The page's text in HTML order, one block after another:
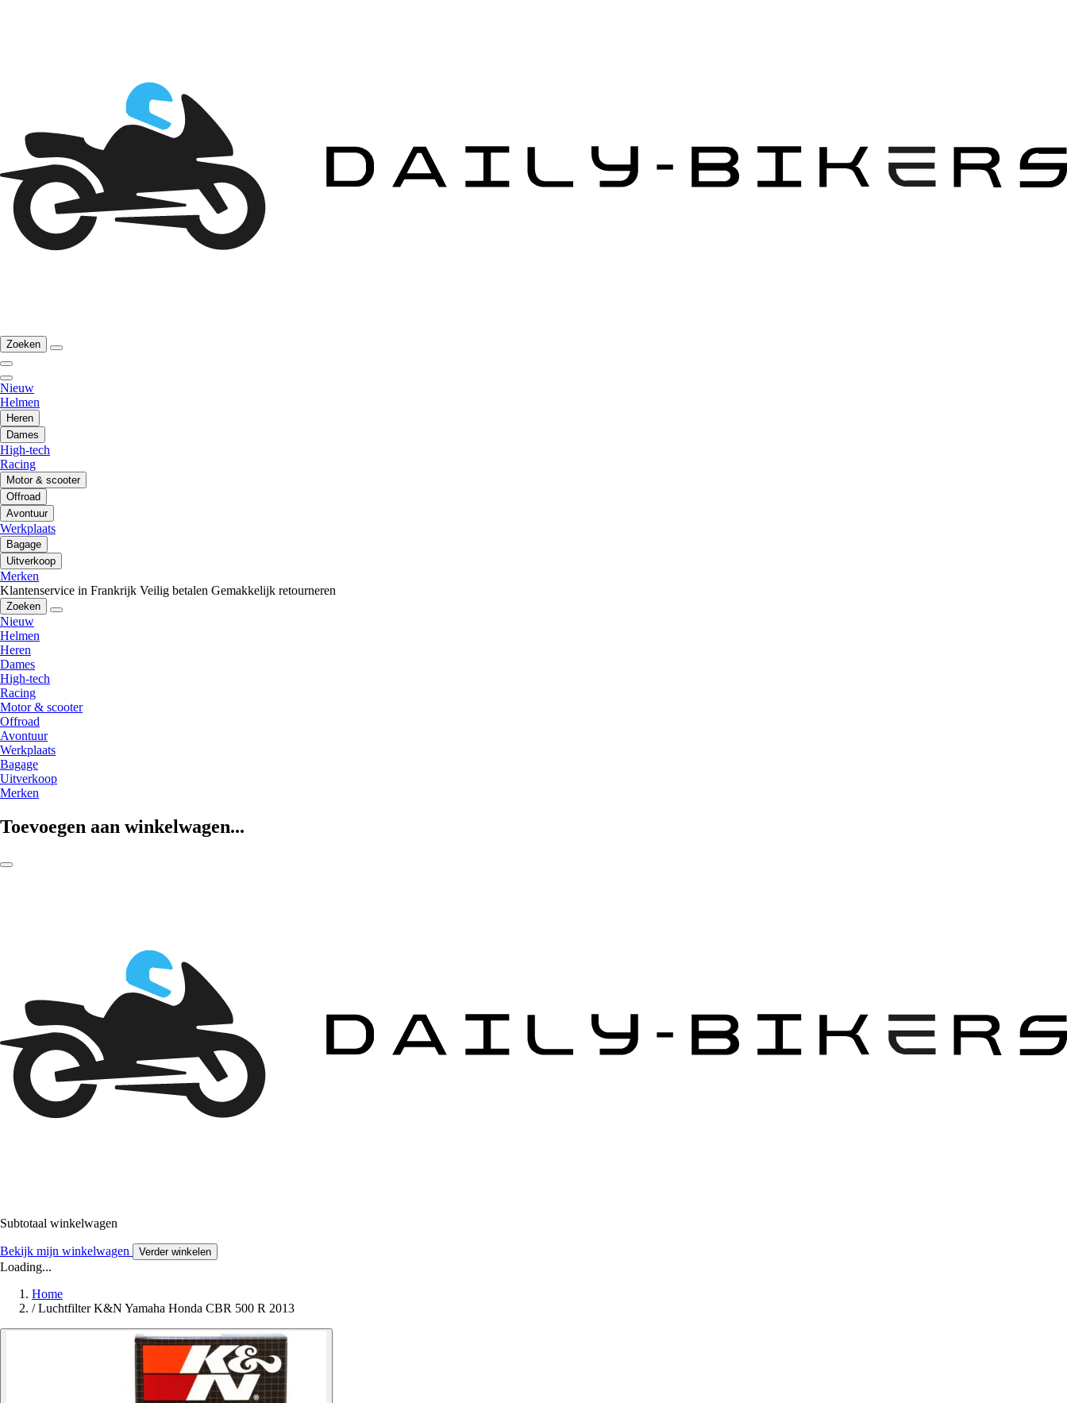
Zoeken
Nieuw
Helmen
Heren
Dames
High-tech
Racing
Motor & scooter
Offroad
Avontuur
Werkplaats
Bagage
Uitverkoop
Merken
Klantenservice in Frankrijk Veilig betalen Gemakkelijk retourneren
Zoeken
Nieuw
Helmen
Heren
Dames
High-tech
Racing
Motor & scooter
Offroad
Avontuur
Werkplaats
Bagage
Uitverkoop
Merken
Toevoegen aan winkelwagen...
Subtotaal winkelwagen
Bekijk mijn winkelwagen Verder winkelen
Loading...
Home
/ Luchtfilter K&N Yamaha Honda CBR 500 R 2013